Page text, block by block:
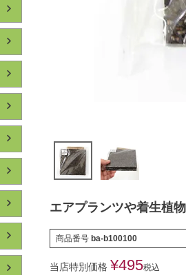
エアプランツや着生植
商品番号 ba-b100100
当店特別価格 ¥495税込